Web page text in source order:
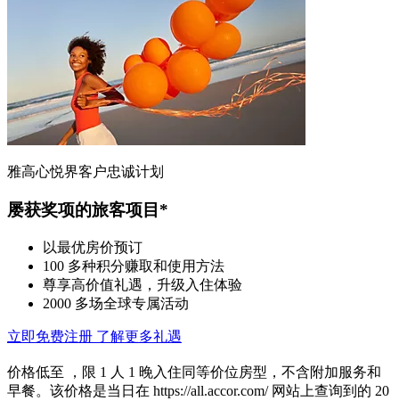
雅高心悦界客户忠诚计划
屡获奖项的旅客项目*
以最优房价预订
100 多种积分赚取和使用方法
尊享高价值礼遇，升级入住体验
2000 多场全球专属活动
立即免费注册 了解更多礼遇
价格低至 ，限 1 人 1 晚入住同等价位房型，不含附加服务和
早餐。该价格是当日在 https://all.accor.com/ 网站上查询到的 20